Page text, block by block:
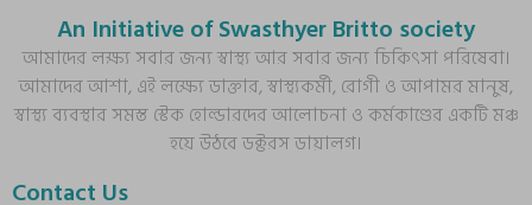
An Initiative of Swasthyer Britto society
আমাদের লক্ষ্য সবার জন্য স্বাস্থ্য আর সবার জন্য চিকিৎসা পরিষেবা।
আমাদের আশা, এই লক্ষ্যে ডাক্তার, স্বাস্থ্যকর্মী, রোগী ও আপামর মানুষ,
স্বাস্থ্য ব্যবস্থার সমস্ত স্টেক হোল্ডারদের আলোচনা ও কর্মকাণ্ডের একটি মঞ্চ
হয়ে উঠবে ডক্টরস ডায়ালগ।
Contact Us